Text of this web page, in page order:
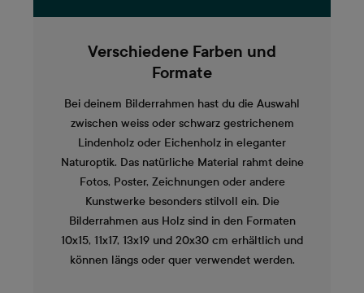
Verschiedene Farben und
Formate
Bei deinem Bilderrahmen hast du die Auswahl
zwischen weiss oder schwarz gestrichenem
Lindenholz oder Eichenholz in eleganter
Naturoptik. Das natürliche Material rahmt deine
Fotos, Poster, Zeichnungen oder andere
Kunstwerke besonders stilvoll ein. Die
Bilderrahmen aus Holz sind in den Formaten
10x15, 11x17, 13x19 und 20x30 cm erhältlich und
können längs oder quer verwendet werden.